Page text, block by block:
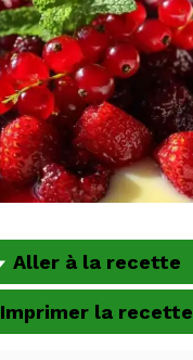
Aller à la recette
Imprimer la recette